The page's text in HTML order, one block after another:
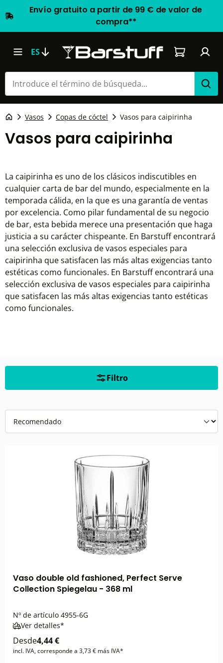
Envío gratuito a partir de 99 € de valor de
compra**
ES El carrito
Vasos Copas de cóctel Vasos para caipirinha
Vasos para caipirinha
La caipirinha es uno de los clásicos indiscutibles en
cualquier carta de bar del mundo, especialmente en la
temporada cálida, en la que es una garantía de ventas
por excelencia. Como pilar fundamental de su negocio
de bar, esta bebida merece una presentación que haga
justicia a su carácter chispeante. En Barstuff encontrará
una selección exclusiva de vasos especiales para
caipirinha que satisfacen las más altas exigencias tanto
estéticas como funcionales. En Barstuff encontrará una
selección exclusiva de vasos especiales para caipirinha
que satisfacen las más altas exigencias tanto estéticas
como funcionales.
Filtro
Vaso double old fashioned, Perfect Serve
Collection Spiegelau - 368 ml
Nº de artículo 4955-6G
Ver detalles*
Desde4,44 €
incl. IVA, corresponde a 3,73 € más IVA*